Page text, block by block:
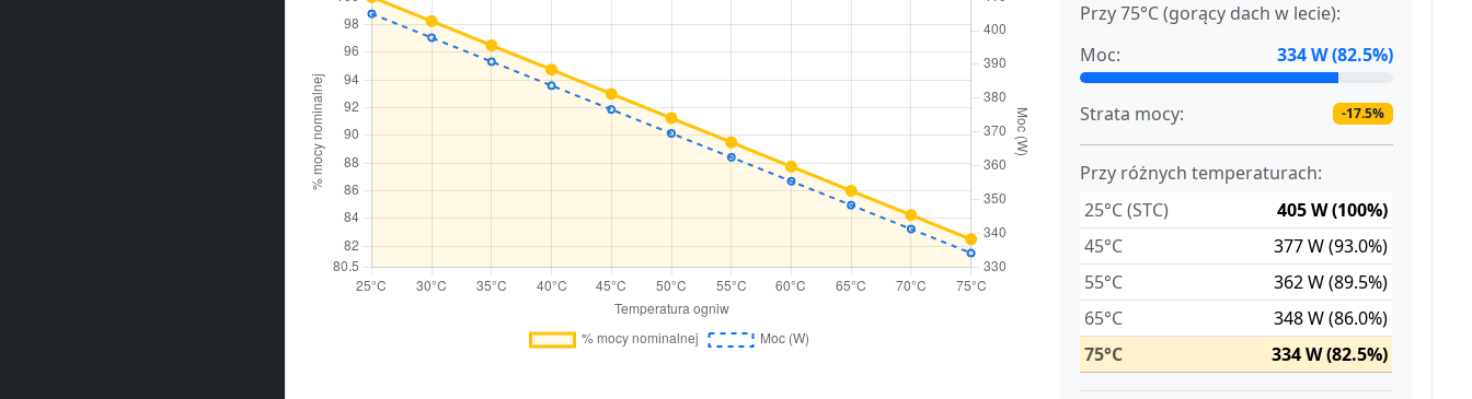
Przy 75°C (gorący dach w lecie):
Moc:
334 W (82.5%)
Strata mocy: -17.5%
Przy różnych temperaturach:
25°C (STC)
405 W (100%)
45°C
377 W (93.0%)
55°C
362 W (89.5%)
65°C
348 W (86.0%)
75°C
334 W (82.5%)